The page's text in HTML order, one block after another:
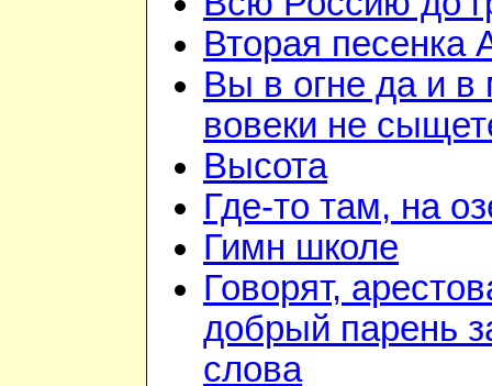
Вторая песенка
Вы в огне да и в
вовеки не
Высота
Где-то там, на
Гимн школе
Говорят,
добрый парень
слова